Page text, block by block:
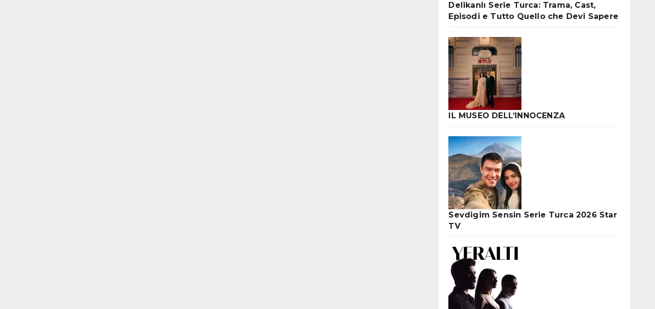
Delikanlı Serie Turca: Trama, Cast,
Episodi e Tutto Quello che Devi Sapere
IL MUSEO DELL’INNOCENZA
Sevdigim Sensin Serie Turca 2026 Star
TV